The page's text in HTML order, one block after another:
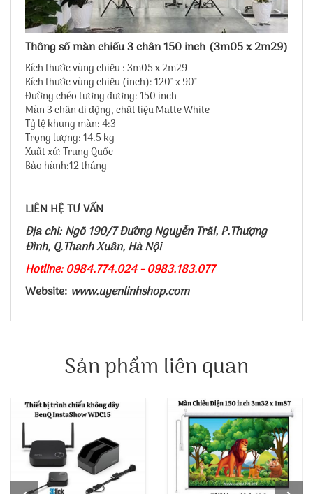
Thông số màn chiếu 3 chân 150 inch (3m05 x 2m29)
Kích thước vùng chiếu : 3m05 x 2m29
Kích thước vùng chiếu (inch): 120" x 90"
Đường chéo tương đương: 150 inch
Màn 3 chân di động, chất liệu Matte White
Tỷ lệ khung màn: 4:3
Trọng lượng: 14.5 kg
Xuất xứ: Trung Quốc
Bảo hành:12 tháng
LIÊN HỆ TƯ VẤN
Địa chỉ: Ngõ 190/7 Đường Nguyễn Trãi, P.Thượng
Đình, Q.Thanh Xuân, Hà Nội
Hotline: 0984.774.024 - 0983.183.077
Website: www.uyenlinhshop.com
Sản phẩm liên quan